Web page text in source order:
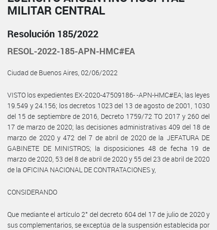
MILITAR CENTRAL
Resolución 185/2022
RESOL-2022-185-APN-HMC#EA
Ciudad de Buenos Aires, 02/06/2022
VISTO los expedientes EX-2020-47509186- -APN-HMC#EA; las leyes
19.549 y 24.156; los decretos 1023 del 13 de agosto de 2001, 1030
del 15 de septiembre de 2016, Decreto 1759/72 TO 2017 y 260 del
17 de marzo de 2020; las decisiones administrativas 409 del 18 de
marzo de 2020 y 472 del 7 de abril de 2020 de la JEFATURA DE
GABINETE DE MINISTROS; la disposiciones 48 de fecha 19 de
marzo de 2020, 53 del 8 de abril de 2020 y 55 del 23 de abril de 2020
de la OFICINA NACIONAL DE CONTRATACIONES y,
CONSIDERANDO
Que mediante el artículo 2° del decreto 604 del 17 de julio de 2020 y
sus complementarios, se exceptúa de la suspensión establecida por